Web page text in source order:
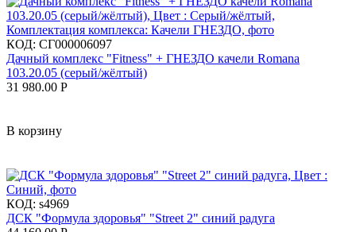
КОД: СГ000006097
Дачный комплекс "Fitness" + ГНЕЗДО качели Romana
103.20.05 (серый/жёлтый)
31 980.00 Р
В корзину
КОД: s4969
ДСК "Формула здоровья" "Street 2" синий радуга